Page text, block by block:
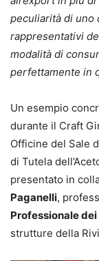
peculiarità di uno
rappresentativi
modalità di
perfettamente in
Un esempio
durante il Craft
Officine del Sale
di Tutela
presentato in
Paganelli,
Professionale
strutture della